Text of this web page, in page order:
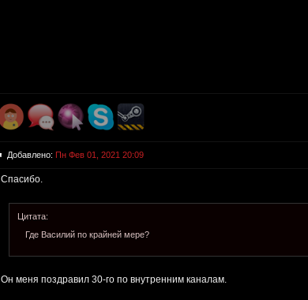
Добавлено: Пн Фев 01, 2021 20:09
Спасибо.
Цитата:
Где Василий по крайней мере?
Он меня поздравил 30-го по внутренним каналам.